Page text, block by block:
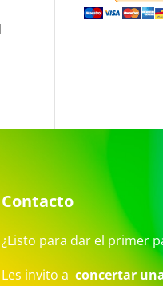
Contacto
¿Listo para dar el primer
Les invito a concertar